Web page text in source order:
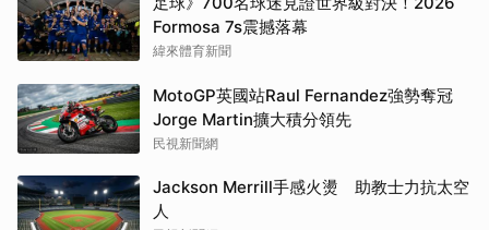
Formosa 7s震撼落幕
緯來體育新聞
MotoGP英國站Raul Fernandez強勢奪冠
Jorge Martin擴大積分領先
民視新聞網
Jackson Merrill手感火燙 助教士力抗太空
人